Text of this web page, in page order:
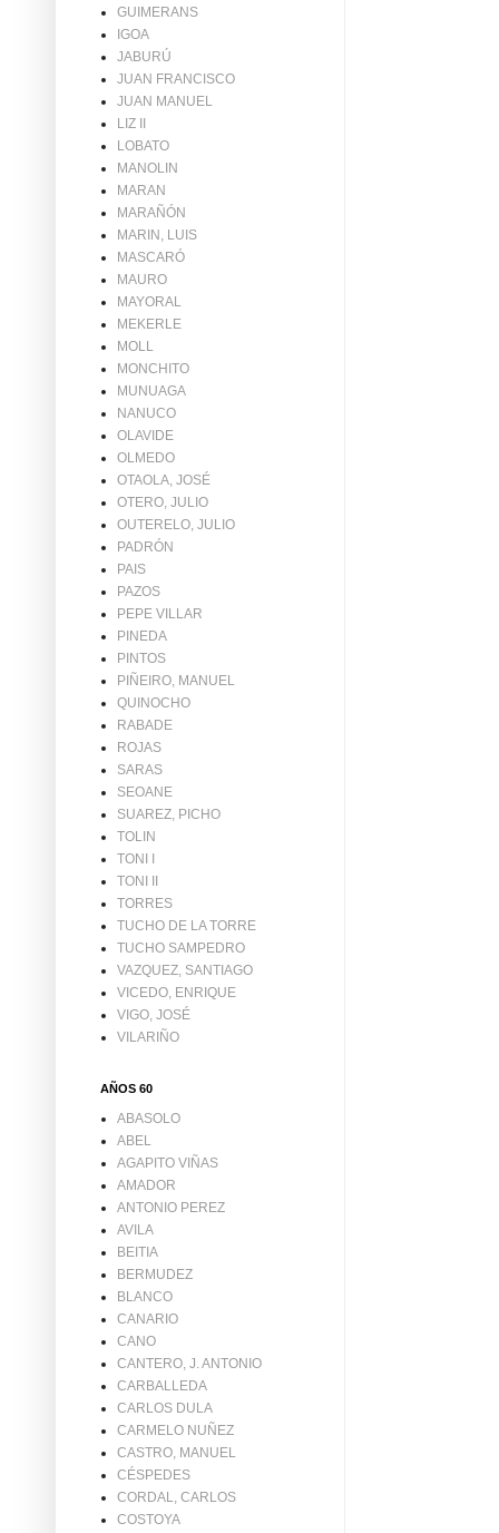
GUIMERANS
IGOA
JABURÚ
JUAN FRANCISCO
JUAN MANUEL
LIZ II
LOBATO
MANOLIN
MARAN
MARAÑÓN
MARIN, LUIS
MASCARÓ
MAURO
MAYORAL
MEKERLE
MOLL
MONCHITO
MUNUAGA
NANUCO
OLAVIDE
OLMEDO
OTAOLA, JOSÉ
OTERO, JULIO
OUTERELO, JULIO
PADRÓN
PAIS
PAZOS
PEPE VILLAR
PINEDA
PINTOS
PIÑEIRO, MANUEL
QUINOCHO
RABADE
ROJAS
SARAS
SEOANE
SUAREZ, PICHO
TOLIN
TONI I
TONI II
TORRES
TUCHO DE LA TORRE
TUCHO SAMPEDRO
VAZQUEZ, SANTIAGO
VICEDO, ENRIQUE
VIGO, JOSÉ
VILARIÑO
AÑOS 60
ABASOLO
ABEL
AGAPITO VIÑAS
AMADOR
ANTONIO PEREZ
AVILA
BEITIA
BERMUDEZ
BLANCO
CANARIO
CANO
CANTERO, J. ANTONIO
CARBALLEDA
CARLOS DULA
CARMELO NUÑEZ
CASTRO, MANUEL
CÉSPEDES
CORDAL, CARLOS
COSTOYA